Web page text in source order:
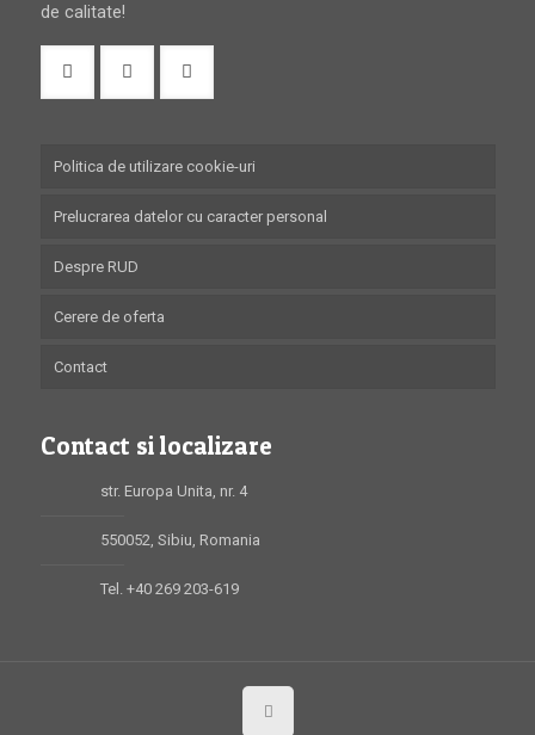
de calitate!
Politica de utilizare cookie-uri
Prelucrarea datelor cu caracter personal
Despre RUD
Cerere de oferta
Contact
Contact si localizare
str. Europa Unita, nr. 4
550052, Sibiu, Romania
Tel. +40 269 203-619